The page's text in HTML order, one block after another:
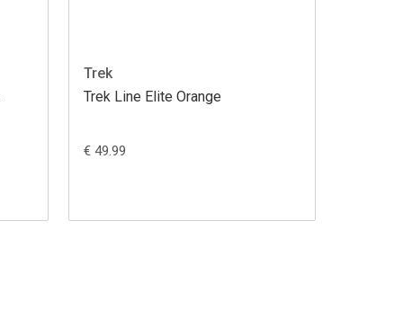
Trek
Trek Line Elite Orange
€ 49.99